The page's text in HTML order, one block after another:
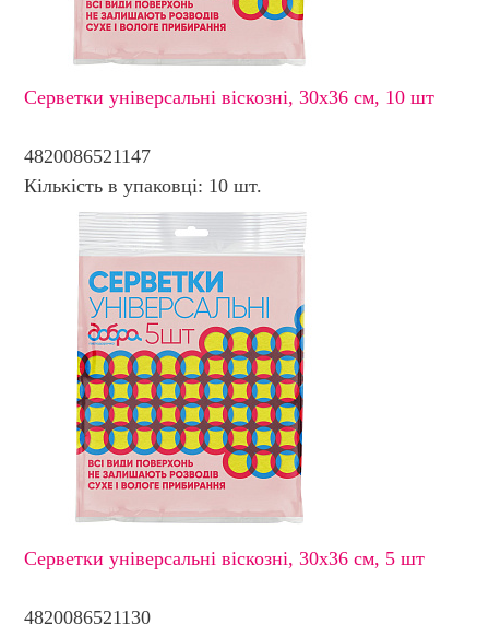
Серветки універсальні віскозні, 30х36 см, 10 шт
4820086521147
Кількість в упаковці: 10 шт.
Серветки універсальні віскозні, 30х36 см, 5 шт
4820086521130